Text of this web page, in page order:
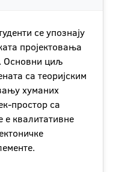
се упознају
пројектовања
Основни циљ
са теоријским
хуманих
простор са
е квалитативне